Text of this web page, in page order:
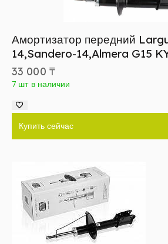
Амортизатор передний
14,Sandero-14,Almera G15
33 000 ₸
7 шт в наличии
Купить сейчас